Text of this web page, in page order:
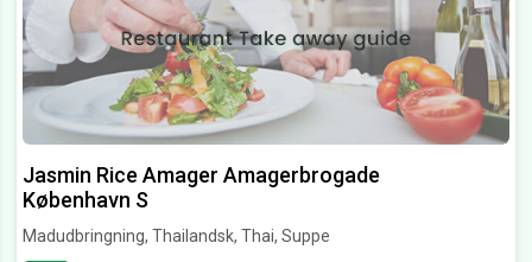
Jasmin Rice Amager Amagerbrogade
København S
Madudbringning, Thailandsk, Thai, Suppe